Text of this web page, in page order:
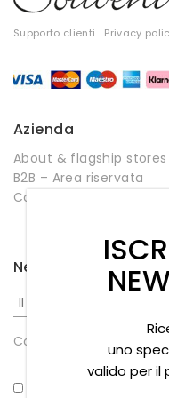
Supporto clienti Privacy
Azienda
About & flagship stores
B2B – Area riservata
Contatti
Newsletter
Compleanno
uno
valido per il